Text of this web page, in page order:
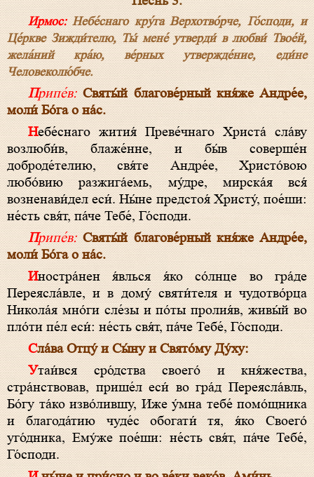
Ирмос:Небе́снаго кру́га Верхотво́рче, Го́споди, и
Це́ркве Зижди́телю, Ты́ мене́ утверди́ в любви́ Твое́й,
жела́ний кра́ю, ве́рных утвержде́ние, еди́не
Человеколю́бче.
Припе́в: Святы́й благове́рный кня́же Андре́е,
моли́ Бо́га о на́с.
Небе́снаго жития́ Преве́чнаго Христа́ сла́ву
возлюби́в, блаже́нне, и бы́в соверше́н
доброде́телию, свя́те Андре́е, Христо́вою
любо́вию разжига́емь, му́дре, мирска́я вся́
возненави́дел еси́. Ны́не предстоя́ Христу́, пое́ши:
не́сть свя́т, па́че Тебе́, Го́споди.
Припе́в: Святы́й благове́рный кня́же Андре́е,
моли́ Бо́га о на́с.
Иностра́нен я́влься я́ко со́лнце во гра́де
Переясла́вле, и в дому́ святи́теля и чудотво́рца
Никола́я мно́ги сле́зы и по́ты пролия́в, живы́й во
пло́ти пе́л еси́: не́сть свя́т, па́че Тебе́, Го́споди.
Сла́ва Отцу́ и Сы́ну и Свято́му Ду́ху:
Утаи́вся сро́дства своего́ и кня́жества,
стра́нствовав, прише́л еси́ во гра́д Переясла́вль,
Бо́гу та́ко изво́лившу, Иже у́мна тебе́ помо́щника
и благода́тию чуде́с обогати́ тя, я́ко Своего́
уго́дника, Ему́же пое́ши: не́сть свя́т, па́че Тебе́,
Го́споди.